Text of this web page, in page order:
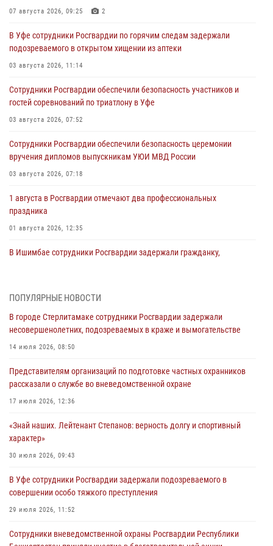
07 августа 2026, 09:25 2
В Уфе сотрудники Росгвардии по горячим следам задержали
подозреваемого в открытом хищении из аптеки
03 августа 2026, 11:14
Сотрудники Росгвардии обеспечили безопасность участников и
гостей соревнований по триатлону в Уфе
03 августа 2026, 07:52
Сотрудники Росгвардии обеспечили безопасность церемонии
вручения дипломов выпускникам УЮИ МВД России
03 августа 2026, 07:18
1 августа в Росгвардии отмечают два профессиональных
праздника
01 августа 2026, 12:35
В Ишимбае сотрудники Росгвардии задержали гражданку,
волейбольный турнир на открытом воздухе
30 июля 2026, 09:56
характер»
30 июля 2026, 09:43
совершении особо тяжкого преступления
29 июля 2026, 11:52
хищении товара из магазина
29 июля 2026, 05:41
ПОПУЛЯРНЫЕ НОВОСТИ
В городе Стерлитамаке сотрудники Росгвардии задержали
несовершенолетних, подозреваемых в краже и вымогательстве
14 июля 2026, 08:50
Представителям организаций по подготовке частных охранников
рассказали о службе во вневедомственной охране
17 июля 2026, 12:36
«Знай наших. Лейтенант Степанов: верность долгу и спортивный
характер»
30 июля 2026, 09:43
В Уфе сотрудники Росгвардии задержали подозреваемого в
совершении особо тяжкого преступления
29 июля 2026, 11:52
Сотрудники вневедомственной охраны Росгвардии Республики